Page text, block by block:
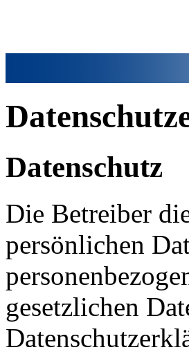
Datenschutz
Die Betreiber
persönlichen
gesetzlichen